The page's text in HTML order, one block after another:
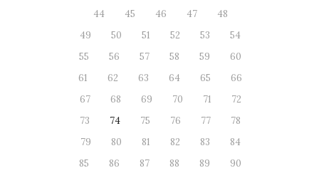
44
45 46 47
48
49
50 51 52 53
54
55
56 57 58 59
60
61
62 63 64 65
66
67
68 69 70 71
72
73
74 75 76 77
78
79
80 81 82 83
84
85
86 87 88 89
90